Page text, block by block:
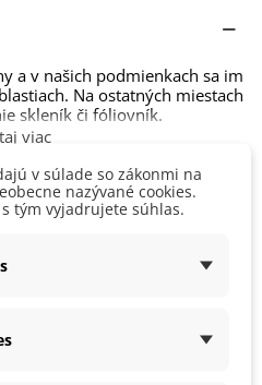
a v našich podmienkach sa im
Na ostatných miestach
skleník či fóliovník.
substrátu,ktorý by mal
je približne0,3 – 0,5 cm
je možné nechať osivo 24
než 22 °C. Vhodným
viac
v súlade so zákonmi na
nazývané cookies.
tým vyjadrujete súhlas.